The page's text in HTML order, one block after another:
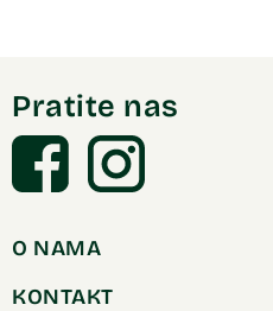
Pratite nas
O NAMA
KONTAKT